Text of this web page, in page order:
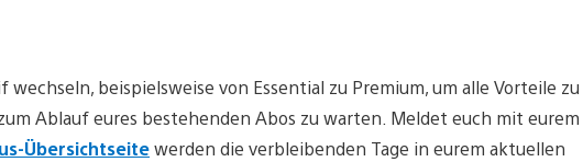
beispielsweise von Essential zu Premium, um alle Vorteile zu
Ablauf eures bestehenden Abos zu warten. Meldet euch mit eurem
Übersichtseitewerden die verbleibenden Tage in eurem aktuellen